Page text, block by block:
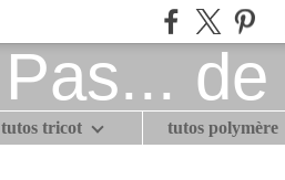
tutos tricot tutos polymère